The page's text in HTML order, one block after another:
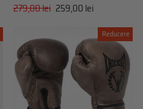
Pret
279,00 lei Pret
259,00 lei
Reducere